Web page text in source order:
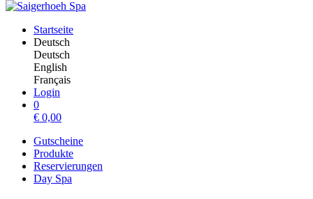
Startseite
Deutsch
Deutsch
English
Français
Login
0
€ 0,00
Gutscheine
Produkte
Reservierungen
Day Spa